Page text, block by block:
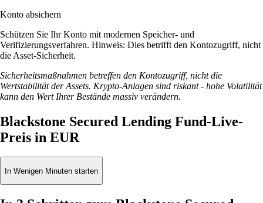
Konto absichern
Schützen Sie Ihr Konto mit modernen Speicher- und
Verifizierungsverfahren. Hinweis: Dies betrifft den Kontozugriff, nicht
die Asset-Sicherheit.
Sicherheitsmaßnahmen betreffen den Kontozugriff, nicht die
Wertstabilität der Assets. Krypto-Anlagen sind riskant - hohe Volatilität
kann den Wert Ihrer Bestände massiv verändern.
Blackstone Secured Lending Fund-Live-
Preis in EUR
In Wenigen Minuten starten